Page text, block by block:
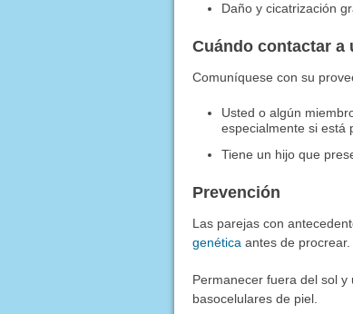
Daño y cicatrización
Cuándo contactar a
Comuníquese con su
Usted o algún
especialmente si está
Tiene un hijo que
Prevención
Las parejas con
genética antes de procrear.
Permanecer fuera del sol
basocelulares de piel.